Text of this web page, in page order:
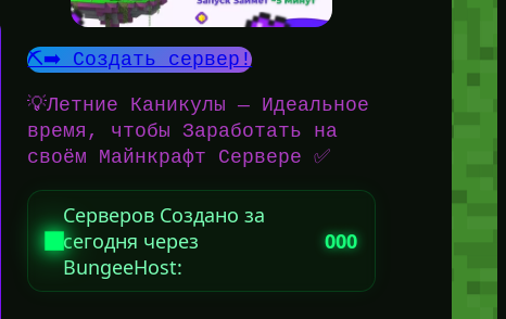
⛏️➡️ Создать сервер!
💡Летние Каникулы — Идеальное
время, чтобы Заработать на
своём Майнкрафт Сервере ✅
Серверов Создано за
сегодня через
BungeeHost:
000